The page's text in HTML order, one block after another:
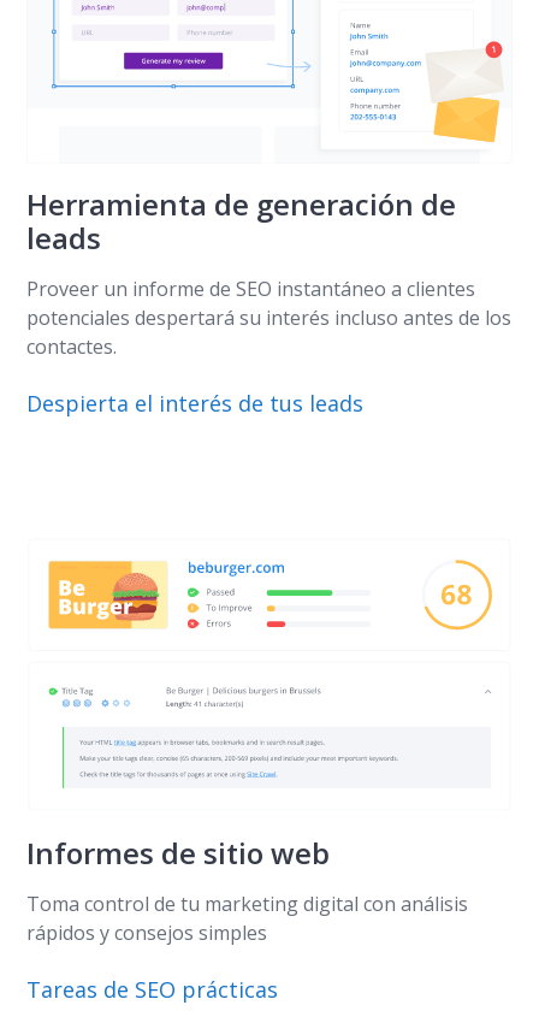
Herramienta de generación de
leads
Proveer un informe de SEO instantáneo a clientes
potenciales despertará su interés incluso antes de los
contactes.
Despierta el interés de tus leads
Informes de sitio web
Toma control de tu marketing digital con análisis
rápidos y consejos simples
Tareas de SEO prácticas